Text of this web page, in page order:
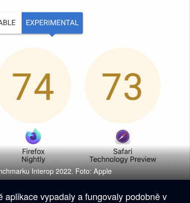
Interop 2022. Foto: Apple
aplikace vypadaly a fungovaly podobně v